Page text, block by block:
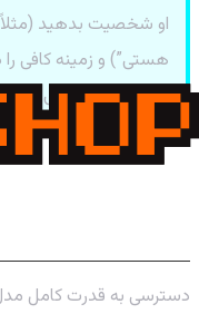
او شخصیت بدهید (مثلاً:
هستی”) و زمینه کافی
بهتر باشد، خروجی